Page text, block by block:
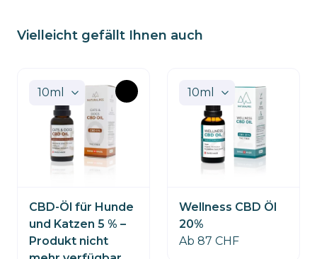
Vielleicht gefällt Ihnen auch
BRUCH
CBD-Öl für Hunde
und Katzen 5 % –
Produkt nicht
Wellness CBD Öl
20%
Ab 87 CHF